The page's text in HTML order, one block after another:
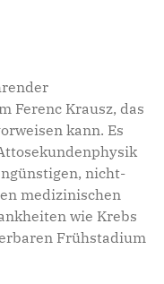
Ferenc Krausz, das
kann. Es
nicht-
medizinischen
wie Krebs
Frühstadium